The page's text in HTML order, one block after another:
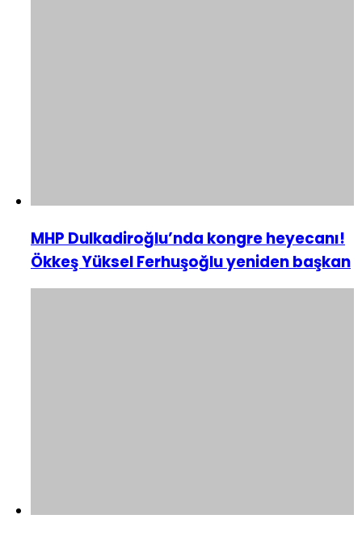
MHP Dulkadiroğlu’nda kongre heyecanı!
Ökkeş Yüksel Ferhuşoğlu yeniden başkan